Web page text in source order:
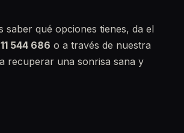
saber qué opciones tienes, da el
544 686 o a través de nuestra
recuperar una sonrisa sana y